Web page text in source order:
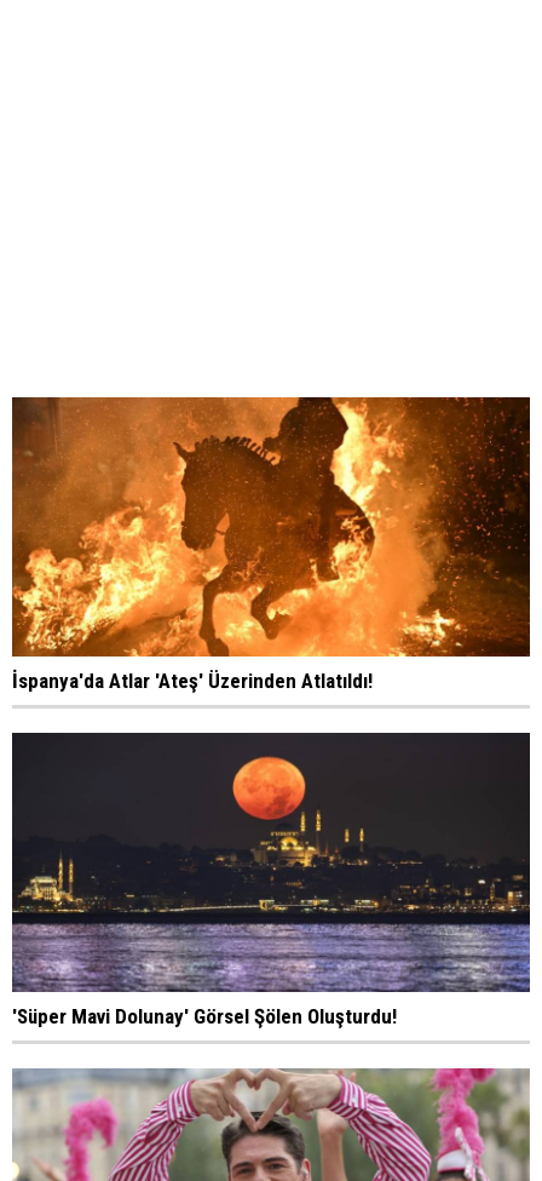
İspanya'da Atlar 'Ateş' Üzerinden Atlatıldı!
'Süper Mavi Dolunay' Görsel Şölen Oluşturdu!